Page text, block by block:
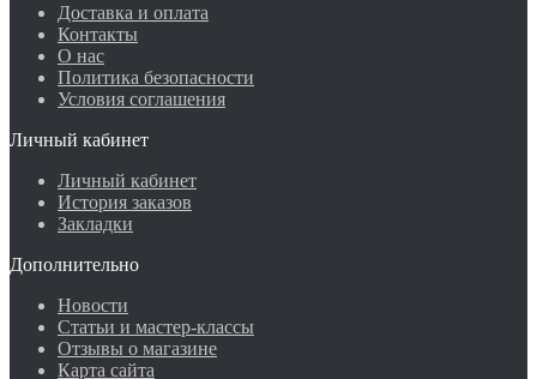
Доставка и оплата
Контакты
О нас
Политика безопасности
Условия соглашения
Личный кабинет
Личный кабинет
История заказов
Закладки
Дополнительно
Новости
Статьи и мастер-классы
Отзывы о магазине
Карта сайта